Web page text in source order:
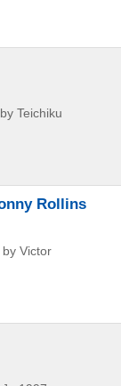
Teichiku
Rollins
Victor